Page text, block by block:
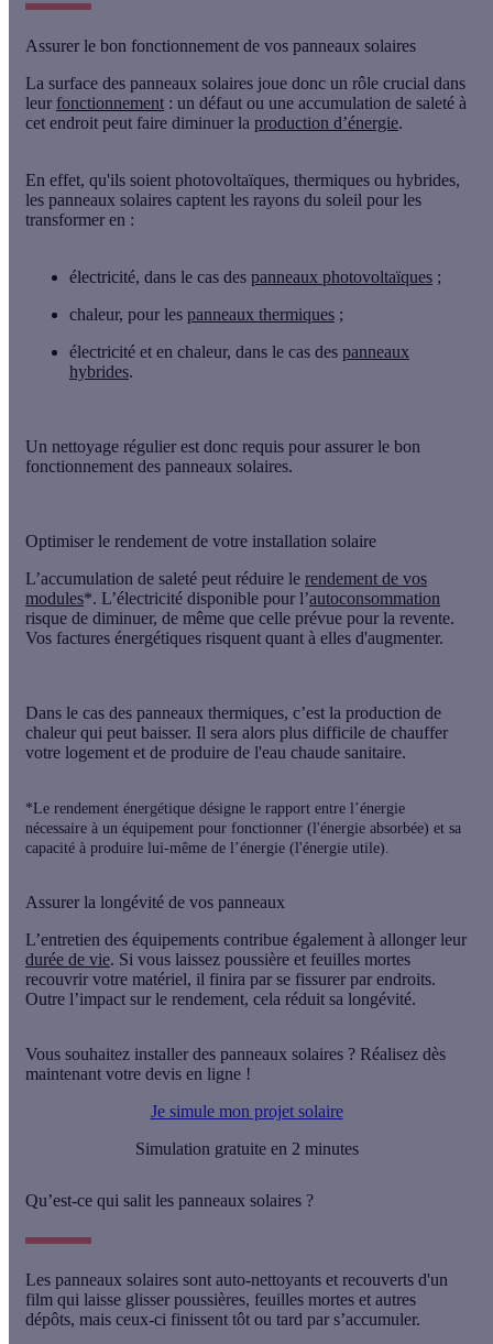
Assurer le bon fonctionnement de vos panneaux solaires
La surface des panneaux solaires joue donc un rôle crucial dans
leur fonctionnement : un défaut ou une accumulation de saleté à
cet endroit peut faire diminuer la production d’énergie.
En effet, qu'ils soient photovoltaïques, thermiques ou hybrides,
les panneaux solaires captent les rayons du soleil pour les
transformer en :
électricité, dans le cas des panneaux photovoltaïques ;
chaleur, pour les panneaux thermiques ;
électricité et en chaleur, dans le cas des panneaux
hybrides.
Un nettoyage régulier est donc requis pour assurer le bon
fonctionnement des panneaux solaires.
Optimiser le rendement de votre installation solaire
L’accumulation de saleté peut réduire le rendement de vos
modules*. L’électricité disponible pour l’autoconsommation
risque de diminuer, de même que celle prévue pour la revente.
Vos factures énergétiques risquent quant à elles d'augmenter.
Dans le cas des panneaux thermiques, c’est la production de
chaleur qui peut baisser. Il sera alors plus difficile de chauffer
votre logement et de produire de l'eau chaude sanitaire.
*Le rendement énergétique désigne le rapport entre l’énergie
nécessaire à un équipement pour fonctionner (l'énergie absorbée) et sa
capacité à produire lui-même de l’énergie (l'énergie utile).
Assurer la longévité de vos panneaux
L’entretien des équipements contribue également à allonger leur
durée de vie. Si vous laissez poussière et feuilles mortes
recouvrir votre matériel, il finira par se fissurer par endroits.
Outre l’impact sur le rendement, cela réduit sa longévité.
Vous souhaitez installer des panneaux solaires ? Réalisez dès
maintenant votre devis en ligne !
Je simule mon projet solaire
Simulation gratuite en 2 minutes
Qu’est-ce qui salit les panneaux solaires ?
Les panneaux solaires sont auto-nettoyants et recouverts d'un
film qui laisse glisser poussières, feuilles mortes et autres
dépôts, mais ceux-ci finissent tôt ou tard par s’accumuler.